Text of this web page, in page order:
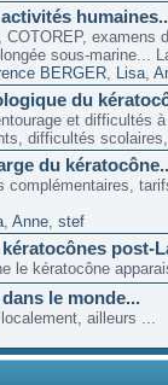
COTOREP, examens
sous-marine...
BERGER, Lisa,
du
et difficultés
difficultés
du
complémentaires,
, Anne, stef
post-
le kératocône
le monde...
ailleurs ...